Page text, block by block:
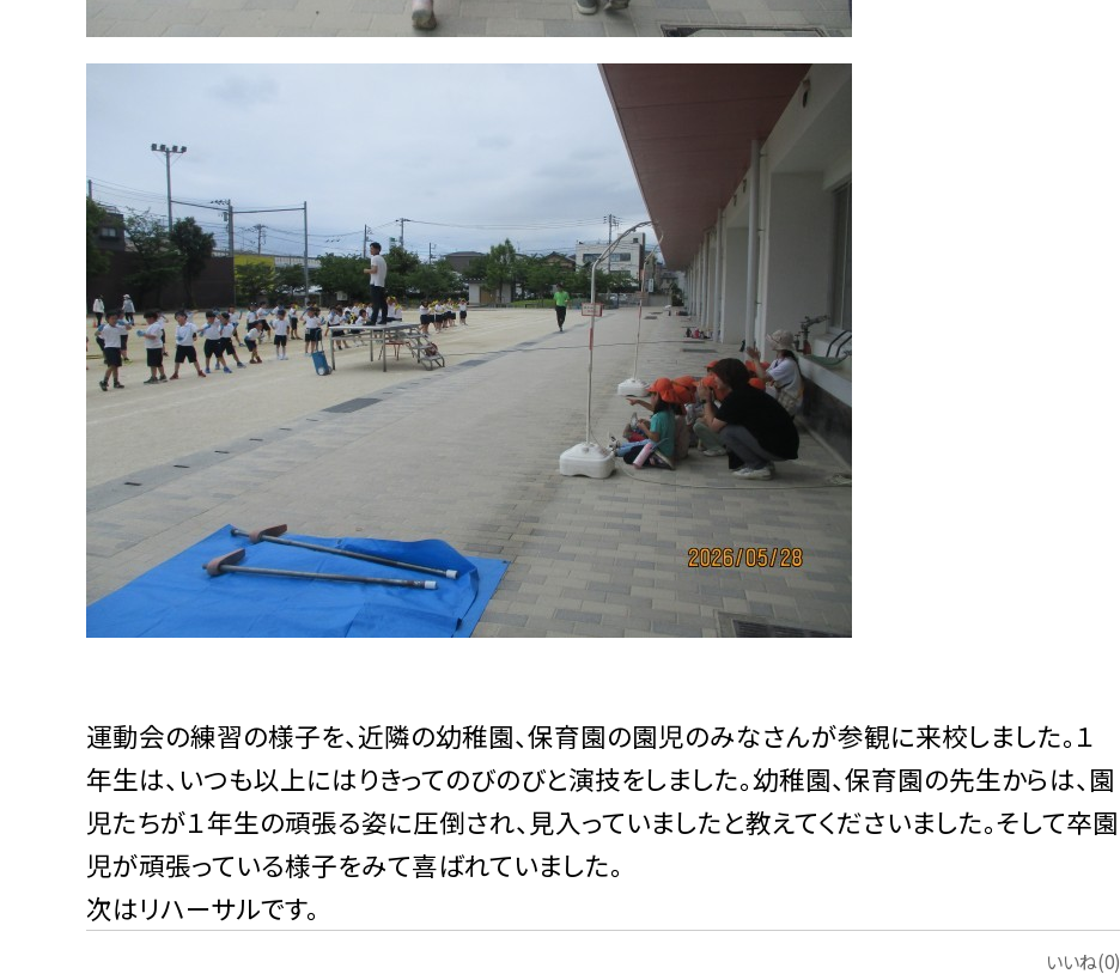
運動会の練習の様子を、近隣の幼稚園、保育園の園児のみなさんが参観に来校しました。１
年生は、いつも以上にはりきってのびのびと演技をしました。幼稚園、保育園の先生からは、園
児たちが１年生の頑張る姿に圧倒され、見入っていましたと教えてくださいました。そして卒園
児が頑張っている様子をみて喜ばれていました。
次はリハーサルです。
いいね(0)